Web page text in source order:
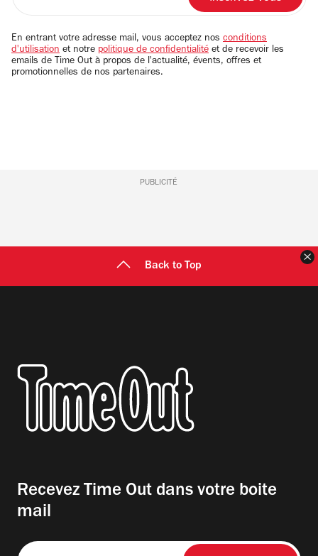
email
En entrant votre adresse mail, vous acceptez nos conditions
d'utilisation et notre politique de confidentialité et de recevoir les
emails de Time Out à propos de l'actualité, évents, offres et
promotionnelles de nos partenaires.
PUBLICITÉ
Back to Top
Recevez Time Out dans votre boite
mail
Entrez